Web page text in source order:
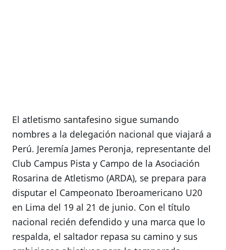
El atletismo santafesino sigue sumando
nombres a la delegación nacional que viajará a
Perú. Jeremía James Peronja, representante del
Club Campus Pista y Campo de la Asociación
Rosarina de Atletismo (ARDA), se prepara para
disputar el Campeonato Iberoamericano U20
en Lima del 19 al 21 de junio. Con el título
nacional recién defendido y una marca que lo
respalda, el saltador repasa su camino y sus